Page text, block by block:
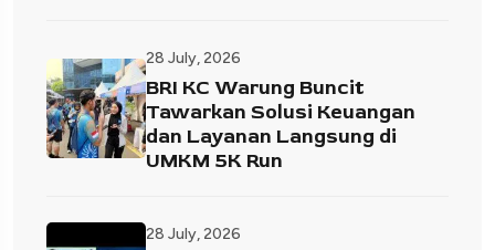
28 July, 2026
BRI KC Warung Buncit
Tawarkan Solusi Keuangan
dan Layanan Langsung di
UMKM 5K Run
28 July, 2026